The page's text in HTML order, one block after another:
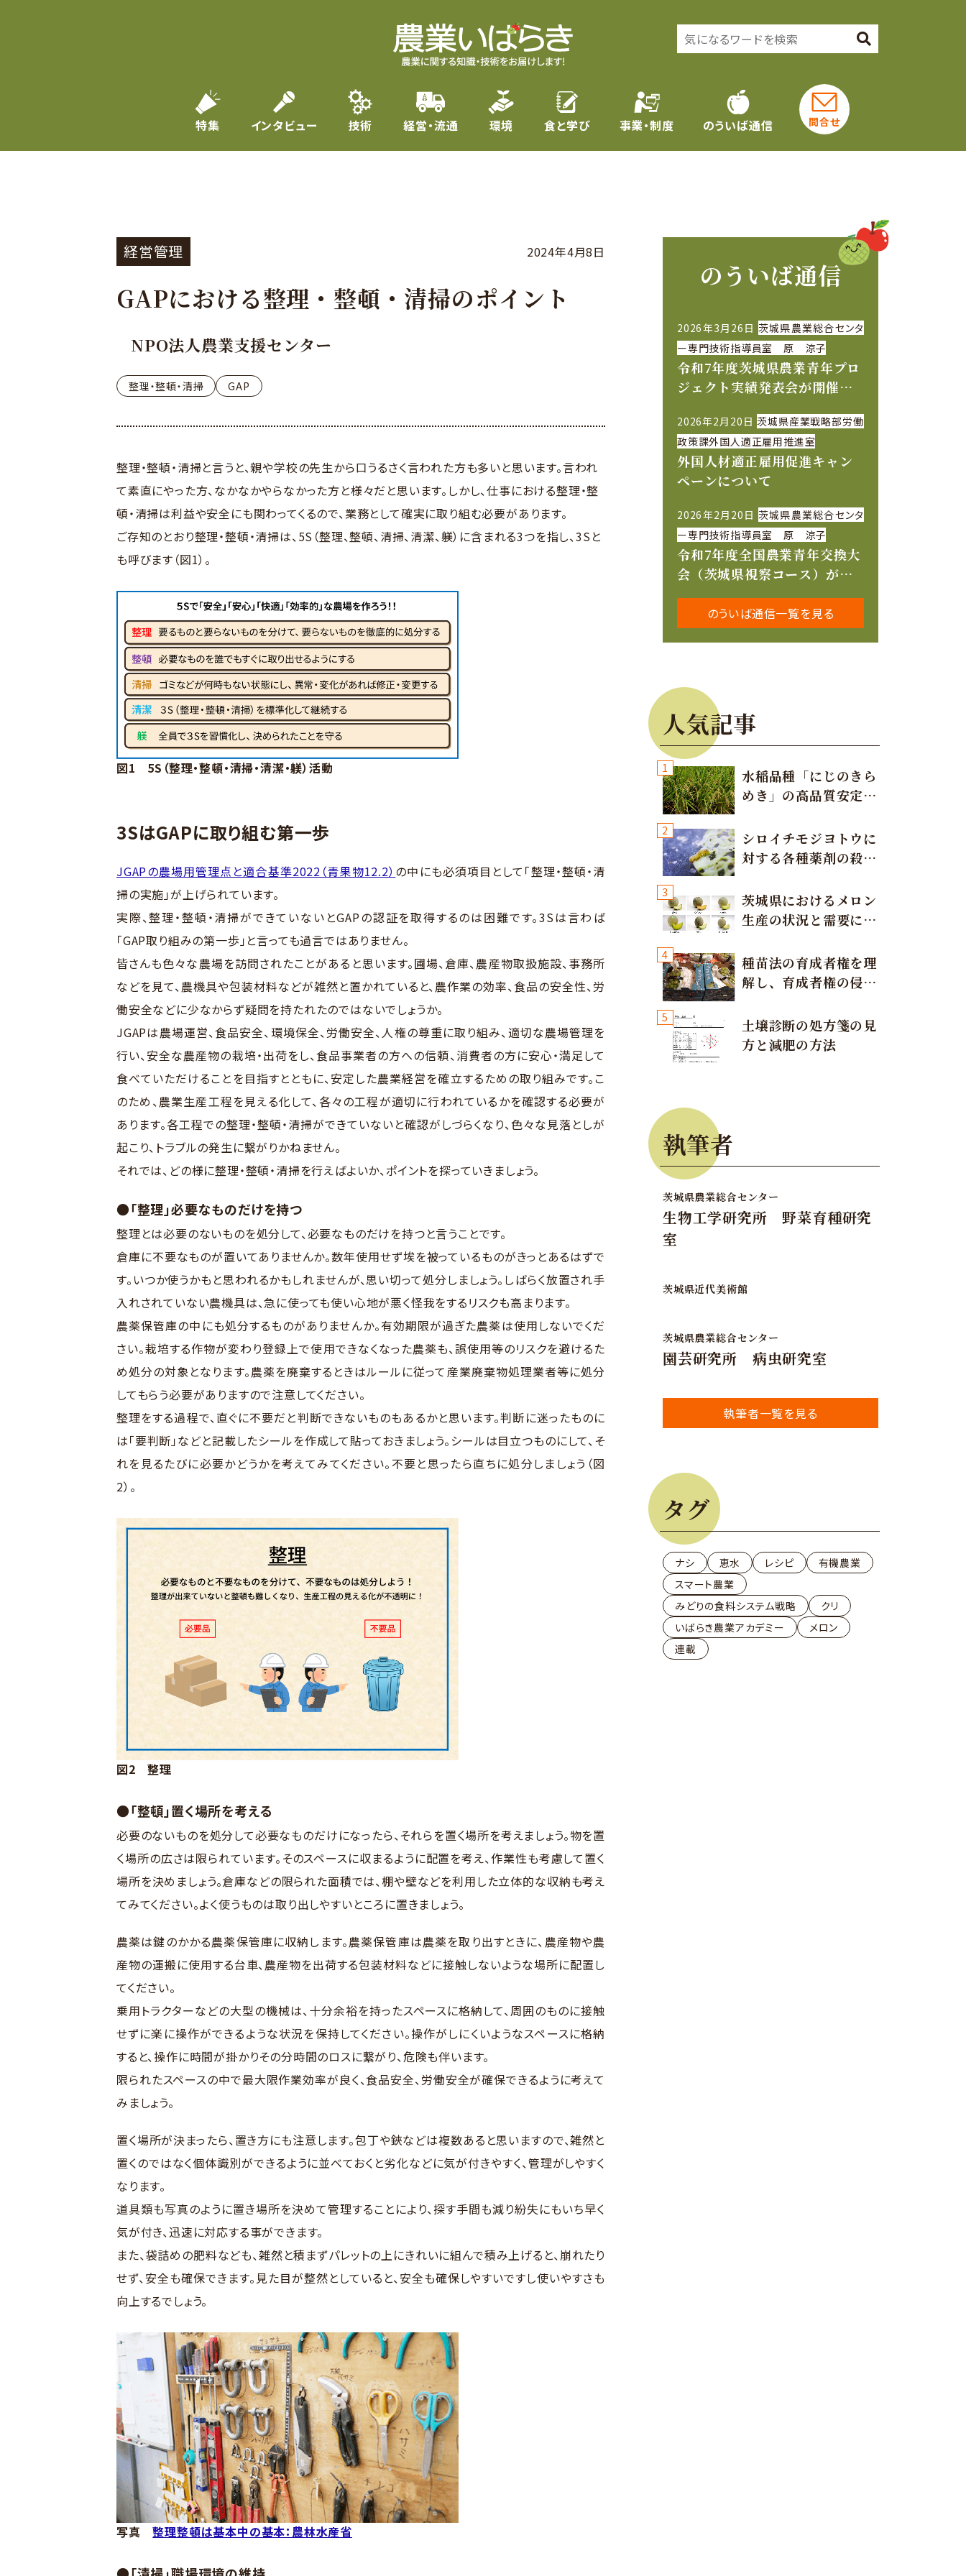
特集 インタビュー 技術 経営・流通 環境 食と学び 事業・制度 のういば通信 問合せ
経営管理 2024年4月8日
GAPにおける整理・整頓・清掃のポイント
NPO法人農業支援センター
整理・整頓・清掃 GAP
整理・整頓・清掃と言うと、親や学校の先生から口うるさく言われた方も多いと思います。言われ
て素直にやった方、なかなかやらなかった方と様々だと思います。しかし、仕事における整理・整
頓・清掃は利益や安全にも関わってくるので、業務として確実に取り組む必要があります。
ご存知のとおり整理・整頓・清掃は、5S（整理、整頓、清掃、清潔、躾）に含まれる3つを指し、3Sと
も呼びます（図1）。
図1 5S（整理・整頓・清掃・清潔・躾）活動
3SはGAPに取り組む第一歩
JGAPの農場用管理点と適合基準2022（青果物12.2） の中にも必須項目として「整理・整頓・清
掃の実施」が上げられています。
実際、整理・整頓・清掃ができていないとGAPの認証を取得するのは困難です。3Sは言わば
「GAP取り組みの第一歩」と言っても過言ではありません。
皆さんも色々な農場を訪問されたことがあると思います。圃場、倉庫、農産物取扱施設、事務所
などを見て、農機具や包装材料などが雑然と置かれていると、農作業の効率、食品の安全性、労
働安全などに少なからず疑問を持たれたのではないでしょうか。
JGAPは農場運営、食品安全、環境保全、労働安全、人権の尊重に取り組み、適切な農場管理を
行い、安全な農産物の栽培・出荷をし、食品事業者の方への信頼、消費者の方に安心・満足して
食べていただけることを目指すとともに、安定した農業経営を確立するための取り組みです。こ
のため、農業生産工程を見える化して、各々の工程が適切に行われているかを確認する必要が
あります。各工程での整理・整頓・清掃ができていないと確認がしづらくなり、色々な見落としが
起こり、トラブルの発生に繋がりかねません。
それでは、どの様に整理・整頓・清掃を行えばよいか、ポイントを探っていきましょう。
●「整理」必要なものだけを持つ
整理とは必要のないものを処分して、必要なものだけを持つと言うことです。
倉庫に不要なものが置いてありませんか。数年使用せず埃を被っているものがきっとあるはずで
す。いつか使うかもと思われるかもしれませんが、思い切って処分しましょう。しばらく放置され手
入れされていない農機具は、急に使っても使い心地が悪く怪我をするリスクも高まります。
農薬保管庫の中にも処分するものがありませんか。有効期限が過ぎた農薬は使用しないでくだ
さい。栽培する作物が変わり登録上で使用できなくなった農薬も、誤使用等のリスクを避けるた
め処分の対象となります。農薬を廃棄するときはルールに従って産業廃棄物処理業者等に処分
してもらう必要がありますので注意してください。
整理をする過程で、直ぐに不要だと判断できないものもあるかと思います。判断に迷ったものに
は「要判断」などと記載したシールを作成して貼っておきましょう。シールは目立つものにして、そ
れを見るたびに必要かどうかを考えてみてください。不要と思ったら直ちに処分しましょう（図
2）。
図2 整理
●「整頓」置く場所を考える
必要のないものを処分して必要なものだけになったら、それらを置く場所を考えましょう。物を置
く場所の広さは限られています。そのスペースに収まるように配置を考え、作業性も考慮して置く
場所を決めましょう。倉庫などの限られた面積では、棚や壁などを利用した立体的な収納も考え
てみてください。よく使うものは取り出しやすいところに置きましょう。
農薬は鍵のかかる農薬保管庫に収納します。農薬保管庫は農薬を取り出すときに、農産物や農
産物の運搬に使用する台車、農産物を出荷する包装材料などに接触しないような場所に配置し
てください。
乗用トラクターなどの大型の機械は、十分余裕を持ったスペースに格納して、周囲のものに接触
せずに楽に操作ができるような状況を保持してください。操作がしにくいようなスペースに格納
すると、操作に時間が掛かりその分時間のロスに繋がり、危険も伴います。
限られたスペースの中で最大限作業効率が良く、食品安全、労働安全が確保できるように考えて
みましょう。
置く場所が決まったら、置き方にも注意します。包丁や鋏などは複数あると思いますので、雑然と
置くのではなく個体識別ができるように並べておくと劣化などに気が付きやすく、管理がしやすく
なります。
道具類も写真のように置き場所を決めて管理することにより、探す手間も減り紛失にもいち早く
気が付き、迅速に対応する事ができます。
また、袋詰めの肥料なども、雑然と積まずパレットの上にきれいに組んで積み上げると、崩れたり
せず、安全も確保できます。見た目が整然としていると、安全も確保しやすいですし使いやすさも
向上するでしょう。
写真整理整頓は基本中の基本：農林水産省
のういば通信
2026年3月26日 茨城県農業総合センタ
ー専門技術指導員室 原 涼子
令和7年度茨城県農業青年プロ
ジェクト実績発表会が開催さ
2026年2月20日 茨城県産業戦略部労働
政策課外国人適正雇用推進室
外国人材適正雇用促進キャン
ペーンについて
2026年2月20日 茨城県農業総合センタ
ー専門技術指導員室 原 涼子
令和7年度全国農業青年交換大
会（茨城県視察コース）が開
のういば通信一覧を見る
人気記事
1
水稲品種「にじのきら
めき」の高品質安定多
2
シロイチモジヨトウに
対する各種薬剤の殺虫
3
茨城県におけるメロン
生産の状況と需要に応
4
種苗法の育成者権を理
解し、育成者権の侵害
意しましょう！
5
土壌診断の処方箋の見
方と減肥の方法
執筆者
茨城県農業総合センター
生物工学研究所 野菜育種研究
室
茨城県近代美術館
茨城県農業総合センター
園芸研究所 病虫研究室
執筆者一覧を見る
タグ
ナシ 恵水 レシピ
有機農業
スマート農業
みどりの食料システム戦略
クリ
いばらき農業アカデミー
メロン
連載